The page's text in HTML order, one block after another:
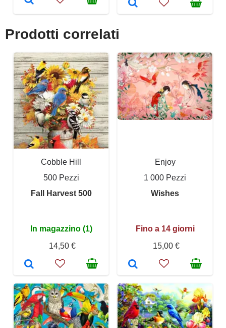
Prodotti correlati
Cobble Hill
500 Pezzi
Fall Harvest 500
In magazzino (1)
14,50 €
Enjoy
1 000 Pezzi
Wishes
Fino a 14 giorni
15,00 €